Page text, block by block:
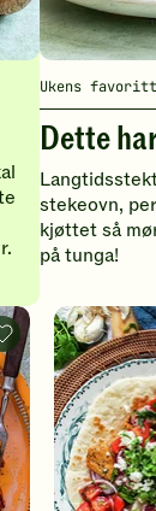
Ukens favoritt
Dette
stekeovn,
kjøttet så
på tunga!
Grillribbe
med
gresk
salat
-
legg
til
favoritter